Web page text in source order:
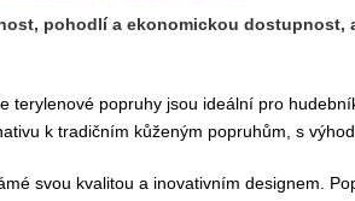
pohodlí a ekonomickou dostupnost,
terylenové popruhy jsou ideální pro
k tradičním kůženým popruhům, s
svou kvalitou a inovativním designem.